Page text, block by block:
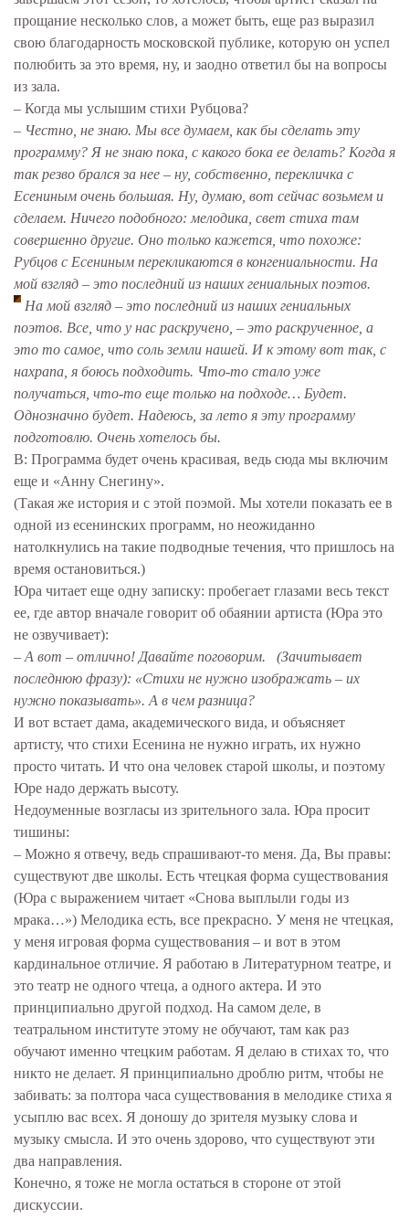
прощание несколько слов, а может быть, еще раз выразил
свою благодарность московской публике, которую он успел
полюбить за это время, ну, и заодно ответил бы на вопросы
из зала.
– Когда мы услышим стихи Рубцова?
– Честно, не знаю. Мы все думаем, как бы сделать эту
программу? Я не знаю пока, с какого бока ее делать? Когда я
так резво брался за нее – ну, собственно, перекличка с
Есениным очень большая. Ну, думаю, вот сейчас возьмем и
сделаем. Ничего подобного: мелодика, свет стиха там
совершенно другие. Оно только кажется, что похоже:
Рубцов с Есениным перекликаются в конгениальности. На
мой взгляд – это последний из наших гениальных поэтов.
На мой взгляд – это последний из наших гениальных
поэтов. Все, что у нас раскручено, – это раскрученное, а
это то самое, что соль земли нашей. И к этому вот так, с
нахрапа, я боюсь подходить. Что-то стало уже
получаться, что-то еще только на подходе… Будет.
Однозначно будет. Надеюсь, за лето я эту программу
подготовлю. Очень хотелось бы.
В: Программа будет очень красивая, ведь сюда мы включим
еще и «Анну Снегину».
(Такая же история и с этой поэмой. Мы хотели показать ее в
одной из есенинских программ, но неожиданно
натолкнулись на такие подводные течения, что пришлось на
время остановиться.)
Юра читает еще одну записку: пробегает глазами весь текст
ее, где автор вначале говорит об обаянии артиста (Юра это
не озвучивает):
– А вот – отлично! Давайте поговорим. (Зачитывает
последнюю фразу): «Стихи не нужно изображать – их
нужно показывать». А в чем разница?
И вот встает дама, академического вида, и объясняет
артисту, что стихи Есенина не нужно играть, их нужно
просто читать. И что она человек старой школы, и поэтому
Юре надо держать высоту.
Недоуменные возгласы из зрительного зала. Юра просит
тишины:
– Можно я отвечу, ведь спрашивают-то меня. Да, Вы правы:
существуют две школы. Есть чтецкая форма существования
(Юра с выражением читает «Снова выплыли годы из
мрака…») Мелодика есть, все прекрасно. У меня не чтецкая,
у меня игровая форма существования – и вот в этом
кардинальное отличие. Я работаю в Литературном театре, и
это театр не одного чтеца, а одного актера. И это
принципиально другой подход. На самом деле, в
театральном институте этому не обучают, там как раз
обучают именно чтецким работам. Я делаю в стихах то, что
никто не делает. Я принципиально дроблю ритм, чтобы не
забивать: за полтора часа существования в мелодике стиха я
усыплю вас всех. Я доношу до зрителя музыку слова и
музыку смысла. И это очень здорово, что существуют эти
два направления.
Конечно, я тоже не могла остаться в стороне от этой
дискуссии.